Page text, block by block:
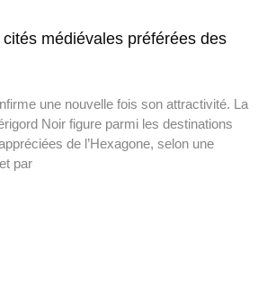
médiévales préférées des
une nouvelle fois son attractivité. La
Noir figure parmi les destinations
de l’Hexagone, selon une
par